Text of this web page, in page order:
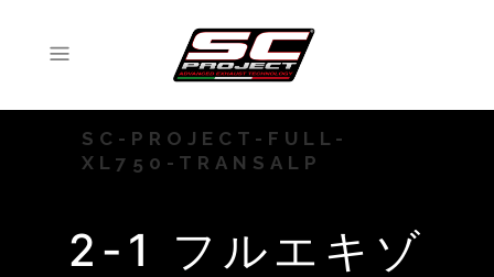
SC-PROJECT-FULL-
XL750-TRANSALP
2-1 フルエキゾ